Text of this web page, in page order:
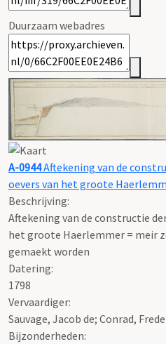
Duurzaam webadres
A-0944Aftekening van de
oevers van het groote
Beschrijving:
Aftekening van de constructie
het groote Haerlemmer = meir
gemaekt worden
Datering:
1798
Vervaardiger:
Sauvage, Jacob de; Conrad,
Bijzonderheden: